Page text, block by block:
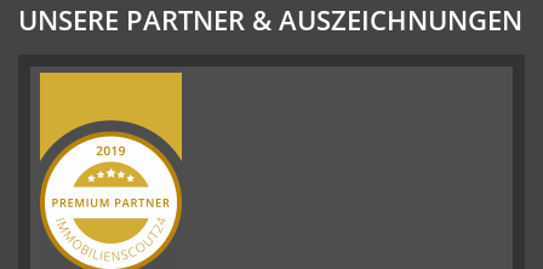
UNSERE PARTNER & AUSZEICHNUNGEN